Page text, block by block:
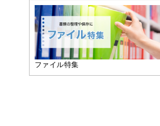
ファイル特集